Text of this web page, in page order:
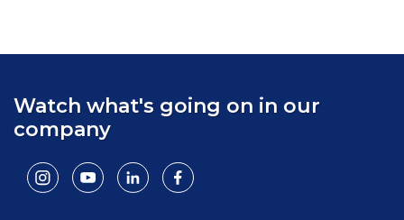
Watch what's going on in our
company